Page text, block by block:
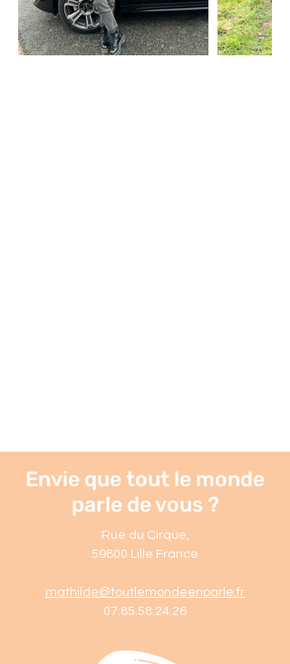
Envie que tout le monde
parle de vous ?
Rue du Cirque,
59800 Lille France
mathilde@toutlemondeenparle.fr
07.85.58.24.26